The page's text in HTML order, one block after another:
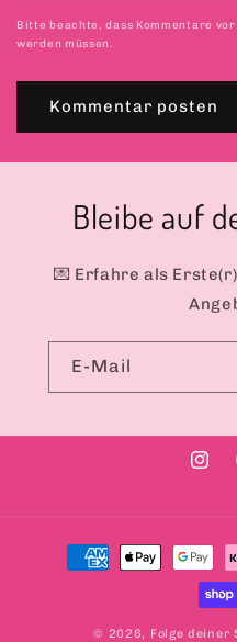
Bitte beachte, dass Kommentare
werden müssen.
Bleibe auf
💌 Erfahre als
E-Mail
Zahlungsmethoden
© 2026, Folge deiner